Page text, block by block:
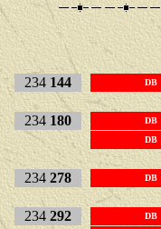
234 144 DB
234 180 DB
DB
234 278 DB
234 292 DB